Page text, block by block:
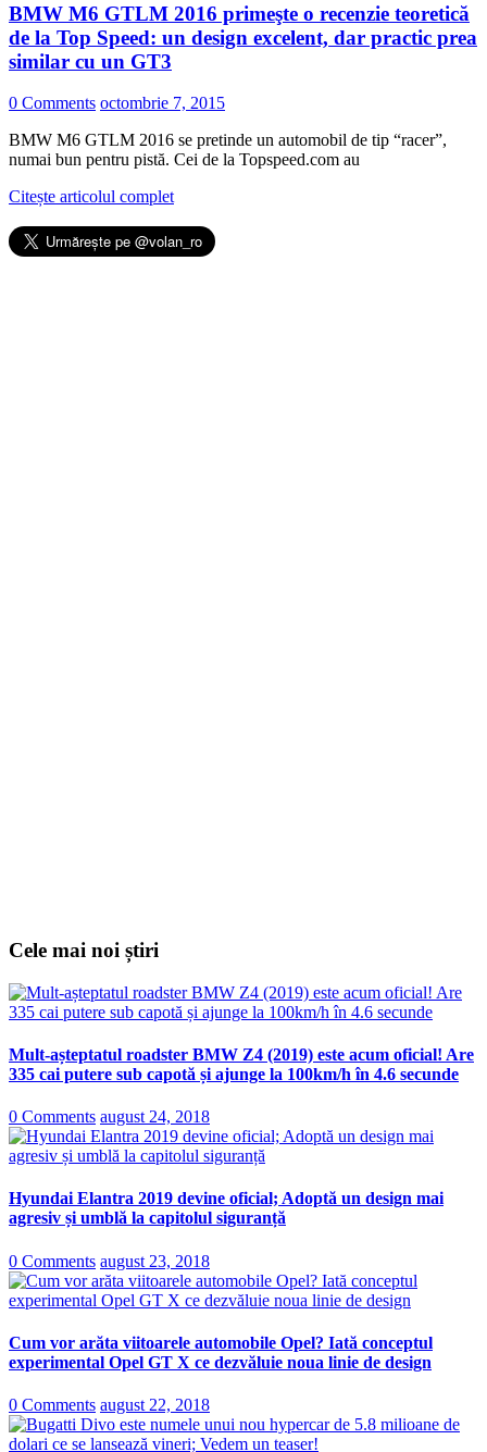
BMW M6 GTLM 2016 primeşte o recenzie teoretică
de la Top Speed: un design excelent, dar practic prea
similar cu un GT3
0 Comments octombrie 7, 2015
BMW M6 GTLM 2016 se pretinde un automobil de tip “racer”,
numai bun pentru pistă. Cei de la Topspeed.com au
Citește articolul complet
Cele mai noi știri
Mult-așteptatul roadster BMW Z4 (2019) este acum oficial! Are
335 cai putere sub capotă și ajunge la 100km/h în 4.6 secunde
0 Comments august 24, 2018
Hyundai Elantra 2019 devine oficial; Adoptă un design mai
agresiv și umblă la capitolul siguranță
0 Comments august 23, 2018
Cum vor arăta viitoarele automobile Opel? Iată conceptul
experimental Opel GT X ce dezvăluie noua linie de design
0 Comments august 22, 2018